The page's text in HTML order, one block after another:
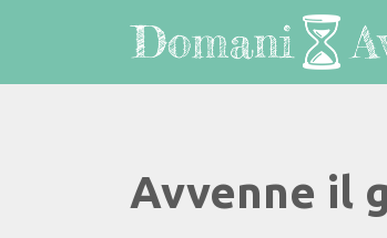
Avvenne il